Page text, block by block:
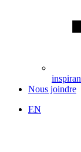
Nous joindre
EN